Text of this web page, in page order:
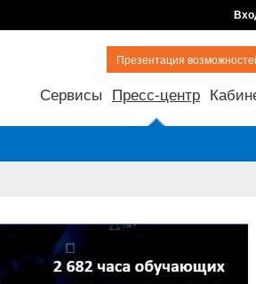
Презентация
Сервисы Пресс-центр